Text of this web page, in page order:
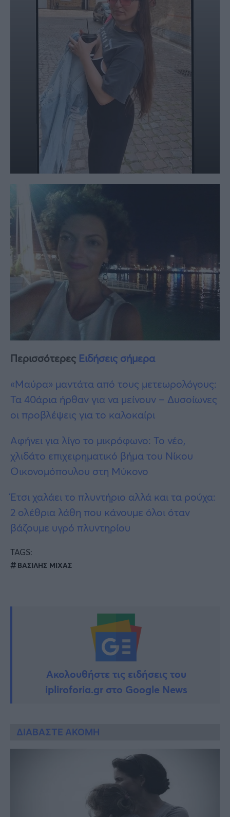
Περισσότερες Ειδήσεις σήμερα
«Μαύρα» μαντάτα από τους μετεωρολόγους:
Τα 40άρια ήρθαν για να μείνουν – Δυσοίωνες
οι προβλέψεις για το καλοκαίρι
Αφήνει για λίγο το μικρόφωνο: Το νέο,
χλιδάτο επιχειρηματικό βήμα του Νίκου
Οικονομόπουλου στη Μύκονο
Έτσι χαλάει το πλυντήριο αλλά και τα ρούχα:
2 ολέθρια λάθη που κάνουμε όλοι όταν
βάζουμε υγρό πλυντηρίου
TAGS:
ΒΑΣΙΛΗΣ ΜΙΧΑΣ
Ακολουθήστε τις ειδήσεις του
ipliroforia.gr στο Google News
ΔΙΑΒΑΣΤΕ ΑΚΟΜΗ